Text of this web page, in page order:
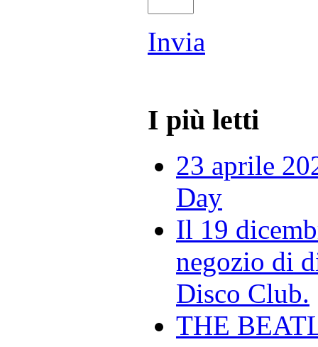
Invia
I più letti
23 aprile
Day
Il 19
negozio di
Disco Club.
THE